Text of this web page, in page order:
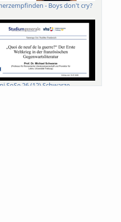
- Boys don't cry?
SoSe 26 (12) Schwarze